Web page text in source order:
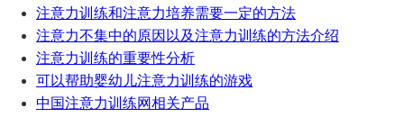
注意力训练和注意力培养需要一定的方法
注意力不集中的原因以及注意力训练的方法介绍
注意力训练的重要性分析
可以帮助婴幼儿注意力训练的游戏
中国注意力训练网相关产品